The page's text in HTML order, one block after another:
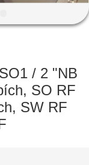
/ 2 "NB
SO RF
SW RF